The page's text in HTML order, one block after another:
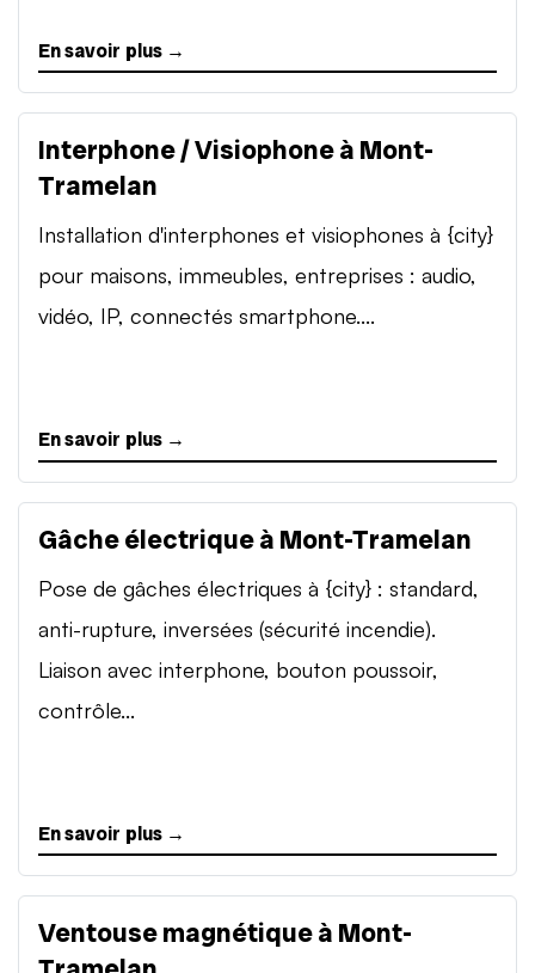
En savoir plus →
Interphone / Visiophone à Mont-
Tramelan
Installation d'interphones et visiophones à {city}
pour maisons, immeubles, entreprises : audio,
vidéo, IP, connectés smartphone....
En savoir plus →
Gâche électrique à Mont-Tramelan
Pose de gâches électriques à {city} : standard,
anti-rupture, inversées (sécurité incendie).
Liaison avec interphone, bouton poussoir,
contrôle...
En savoir plus →
Ventouse magnétique à Mont-